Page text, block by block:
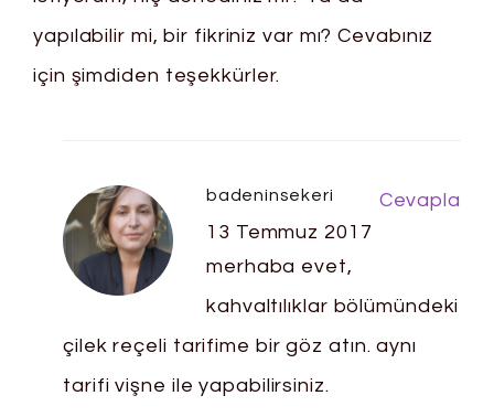
yapılabilir mi, bir fikriniz var mı? Cevabınız
için şimdiden teşekkürler.
badeninsekeri
13 Temmuz 2017
merhaba evet,
kahvaltılıklar bölümündeki
çilek reçeli tarifime bir göz atın. aynı
tarifi vişne ile yapabilirsiniz.
Cevapla